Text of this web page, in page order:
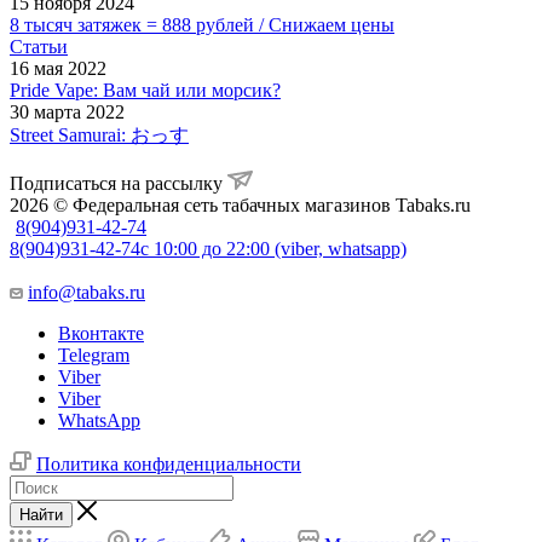
8 тысяч затяжек = 888 рублей / Снижаем цены
Статьи
16 мая 2022
Pride Vape: Вам чай или морсик?
30 марта 2022
Street Samurai: おっす
Подписаться на рассылку
2026 © Федеральная сеть табачных магазинов Tabaks.ru
8(904)931-42-74
8(904)931-42-74с 10:00 до 22:00 (viber, whatsapp)
info@tabaks.ru
Вконтакте
Telegram
Viber
Viber
WhatsApp
Политика конфиденциальности
Найти